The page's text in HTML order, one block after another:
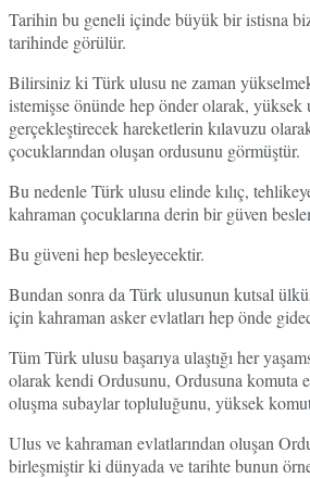
Tarihin bu geneli içinde büyük bir istisna
tarihinde görülür.
Bilirsiniz ki Türk ulusu ne zaman
istemişse önünde hep önder olarak,
gerçekleştirecek hareketlerin kılavuzu
çocuklarından oluşan ordusunu görmüştür.
Bu nedenle Türk ulusu elinde kılıç,
kahraman çocuklarına derin bir güven
Bu güveni hep besleyecektir.
Bundan sonra da Türk ulusunun kutsal
için kahraman asker evlatları hep önde
Tüm Türk ulusu başarıya ulaştığı her
olarak kendi Ordusunu, Ordusuna komuta
oluşma subaylar topluluğunu, yüksek
Ulus ve kahraman evlatlarından oluşan
birleşmiştir ki dünyada ve tarihte bunun